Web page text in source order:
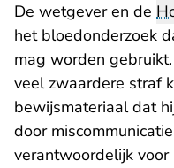
De wetgever en de
het bloedonderzoek
mag worden
veel zwaardere straf
bewijsmateriaal dat
door
verantwoordelijk